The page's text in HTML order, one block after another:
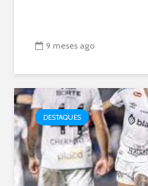
9 meses ago
DESTAQUES